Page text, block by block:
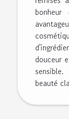
douceur
beauté